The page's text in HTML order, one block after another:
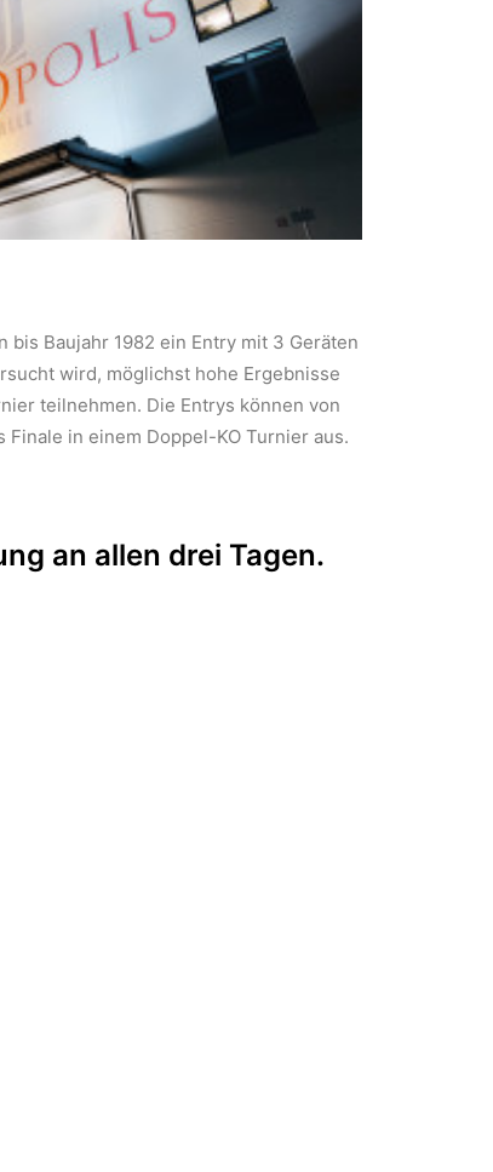
Baujahr 1982 ein Entry mit 3 Geräten
wird, möglichst hohe Ergebnisse
teilnehmen. Die Entrys können von
in einem Doppel-KO Turnier aus.
an allen drei Tagen.